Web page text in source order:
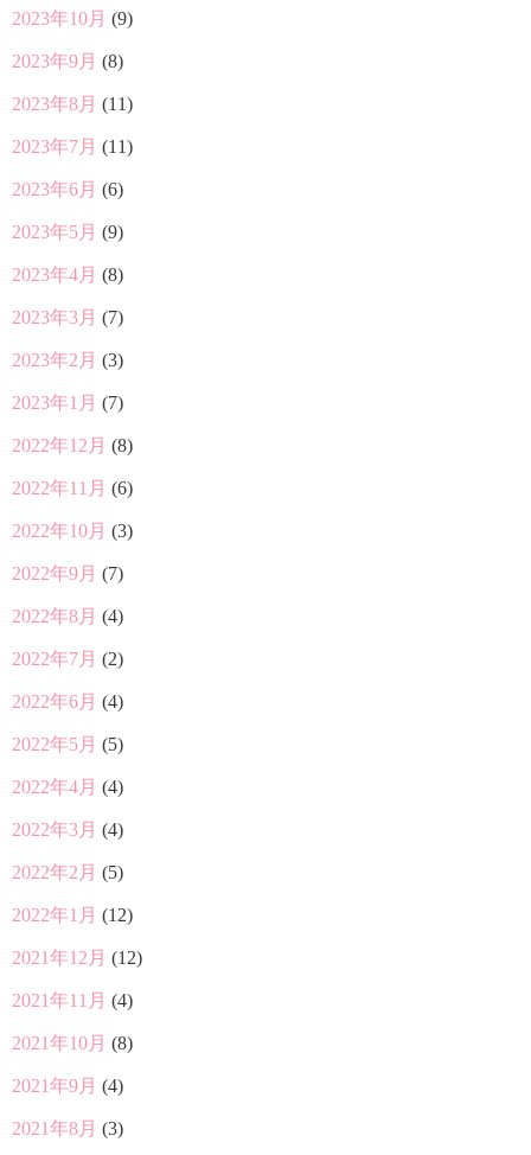
2023年10月 (9)
2023年9月 (8)
2023年8月 (11)
2023年7月 (11)
2023年6月 (6)
2023年5月 (9)
2023年4月 (8)
2023年3月 (7)
2023年2月 (3)
2023年1月 (7)
2022年12月 (8)
2022年11月 (6)
2022年10月 (3)
2022年9月 (7)
2022年8月 (4)
2022年7月 (2)
2022年6月 (4)
2022年5月 (5)
2022年4月 (4)
2022年3月 (4)
2022年2月 (5)
2022年1月 (12)
2021年12月 (12)
2021年11月 (4)
2021年10月 (8)
2021年9月 (4)
2021年8月 (3)